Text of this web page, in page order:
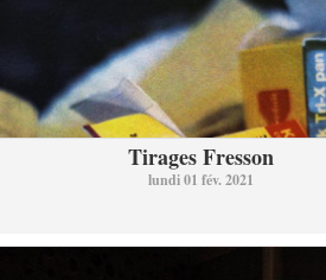
Tirages Fresson
lundi 01 fév. 2021